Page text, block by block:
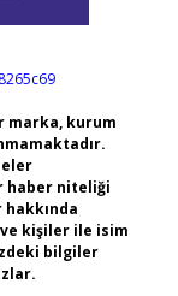
marka, kurum
haber niteliği
kişiler ile isim
bilgiler